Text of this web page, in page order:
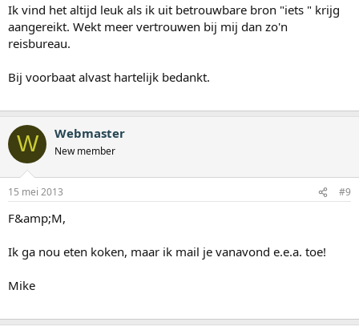
Ik vind het altijd leuk als ik uit betrouwbare bron "iets " krijg
aangereikt. Wekt meer vertrouwen bij mij dan zo'n
reisbureau.
Bij voorbaat alvast hartelijk bedankt.
W Webmaster
New member
15 mei 2013 #9
F&amp;M,
Ik ga nou eten koken, maar ik mail je vanavond e.e.a. toe!
Mike